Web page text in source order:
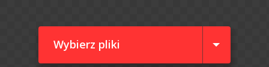
Wybierz pliki